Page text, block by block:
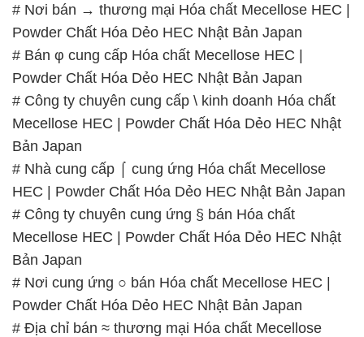
# Nơi bán → thương mại Hóa chất Mecellose HEC |
Powder Chất Hóa Dẻo HEC Nhật Bản Japan
# Bán φ cung cấp Hóa chất Mecellose HEC |
Powder Chất Hóa Dẻo HEC Nhật Bản Japan
# Công ty chuyên cung cấp \ kinh doanh Hóa chất
Mecellose HEC | Powder Chất Hóa Dẻo HEC Nhật
Bản Japan
# Nhà cung cấp ⌠ cung ứng Hóa chất Mecellose
HEC | Powder Chất Hóa Dẻo HEC Nhật Bản Japan
# Công ty chuyên cung ứng § bán Hóa chất
Mecellose HEC | Powder Chất Hóa Dẻo HEC Nhật
Bản Japan
# Nơi cung ứng ○ bán Hóa chất Mecellose HEC |
Powder Chất Hóa Dẻo HEC Nhật Bản Japan
# Địa chỉ bán ≈ thương mại Hóa chất Mecellose